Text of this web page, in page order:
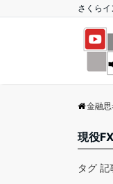
さくら
金融
現役
タグ 記